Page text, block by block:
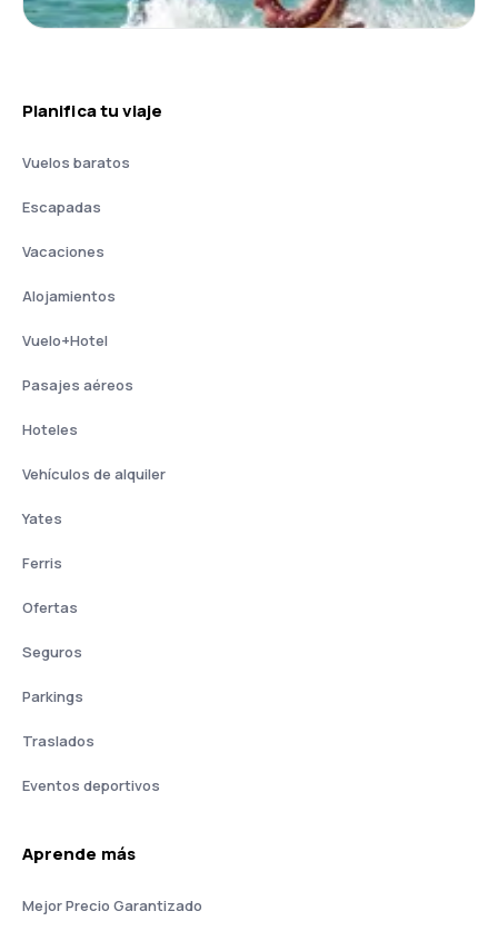
Planifica tu viaje
Vuelos baratos
Escapadas
Vacaciones
Alojamientos
Vuelo+Hotel
Pasajes aéreos
Hoteles
Vehículos de alquiler
Yates
Ferris
Ofertas
Seguros
Parkings
Traslados
Eventos deportivos
Aprende más
Mejor Precio Garantizado